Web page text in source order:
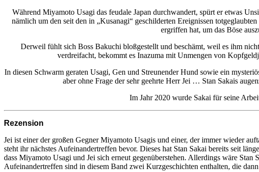
Während Miyamoto Usagi das feudale Japan durchwandert, spürt er etwas
nämlich um den seit den in „Kusanagi“ geschilderten Ereignissen
ergriffen hat, um das Böse
Derweil fühlt sich Boss Bakuchi bloßgestellt und beschämt, weil es ihm
verdreifacht, bekommt es Inazuma mit Unmengen von
In diesen Schwarm geraten Usagi, Gen und Streunender Hund sowie ein
aber ohne Frage der sehr geehrte Herr Jei … Stan Sakais
Im Jahr 2020 wurde Sakai für seine
Rezension
Jei ist einer der großen Gegner Miyamoto Usagis und einer, der immer wieder
steht ihr nächstes Aufeinandertreffen bevor. Dieses hat Stan Sakai bereits seit
dass Miyamoto Usagi und Jei sich erneut gegenüberstehen. Allerdings wäre
Aufeinandertreffen sind in diesem Band zwei Kurzgeschichten enthalten, die